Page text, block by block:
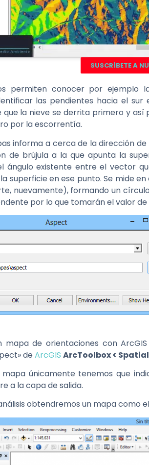
SUSCRÍBETE A
permiten conocer por ejemplo
las pendientes hacia el
que la nieve se derrita primero y
por la escorrentía.
informa a cerca de la dirección
de brújula a la que apunta la
ángulo existente entre el vector
superficie en ese punto. Se mide
nuevamente), formando un
por lo que tomarán el valor de
mapa de orientaciones con
de ArcGIS ArcToolbox <
únicamente tenemos que
a la capa de salida.
obtendremos un mapa como